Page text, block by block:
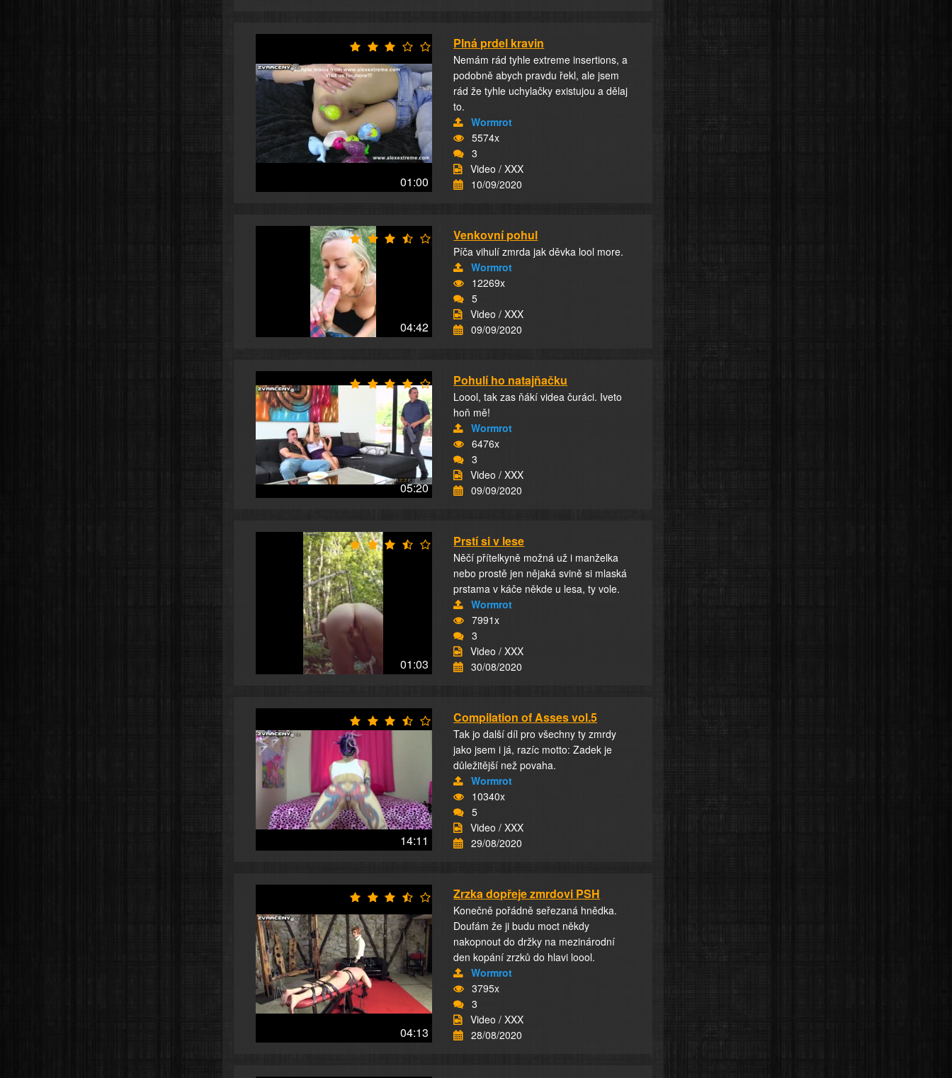
01:00
Plná prdel kravin
Nemám rád tyhle extreme insertions, a
podobně abych pravdu řekl, ale jsem
rád že tyhle uchylačky existujou a dělaj
to.
Wormrot
5574x
3
Video / XXX
10/09/2020
04:42
Venkovní pohul
Píča vihulí zmrda jak děvka lool more.
Wormrot
12269x
5
Video / XXX
09/09/2020
05:20
Pohulí ho natajňačku
Loool, tak zas ňákí videa čuráci. Iveto
hoň mě!
Wormrot
6476x
3
Video / XXX
09/09/2020
01:03
Prstí si v lese
Něčí přítelkyně možná už i manželka
nebo prostě jen nějaká svině si mlaská
prstama v káče někde u lesa, ty vole.
Wormrot
7991x
3
Video / XXX
30/08/2020
14:11
Compilation of Asses vol.5
Tak jo další díl pro všechny ty zmrdy
jako jsem i já, razíc motto: Zadek je
důležitější než povaha.
Wormrot
10340x
5
Video / XXX
29/08/2020
04:13
Zrzka dopřeje zmrdovi PSH
Konečně pořádně seřezaná hnědka.
Doufám že ji budu moct někdy
nakopnout do držky na mezinárodní
den kopání zrzků do hlavi loool.
Wormrot
3795x
3
Video / XXX
28/08/2020